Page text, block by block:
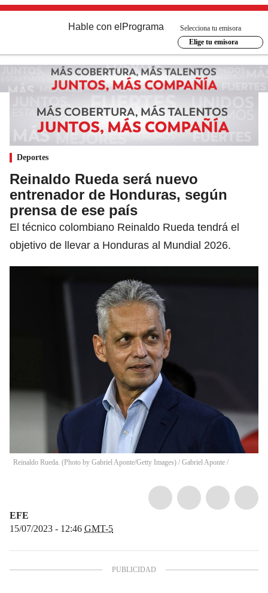
Hable con el Programa
Selecciona tu emisora
Elige tu emisora
Deportes
Reinaldo Rueda será nuevo
entrenador de Honduras, según
prensa de ese país
El técnico colombiano Reinaldo Rueda tendrá el
objetivo de llevar a Honduras al Mundial 2026.
Reinaldo Rueda. (Photo by Gabriel Aponte/Getty Images) / Gabriel Aponte /
EFE
15/07/2023 - 12:46 GMT-5